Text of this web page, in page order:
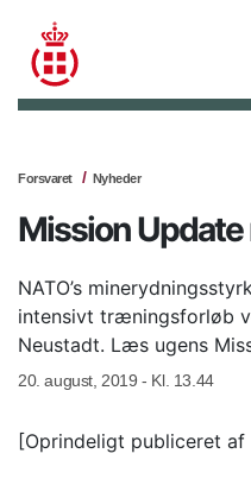
Forsvaret Nyheder
Mission Update
NATO’s
intensivt træningsforløb
Neustadt. Læs ugens
20. august, 2019 - Kl. 13.44
[Oprindeligt publiceret af